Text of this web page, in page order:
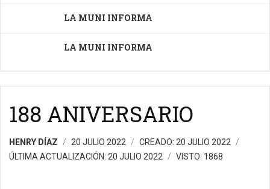
LA MUNI INFORMA
LA MUNI INFORMA
188 ANIVERSARIO
HENRY DÍAZ 20 JULIO 2022
CREADO: 20 JULIO 2022
ÚLTIMA ACTUALIZACIÓN: 20 JULIO 2022
VISTO: 1868